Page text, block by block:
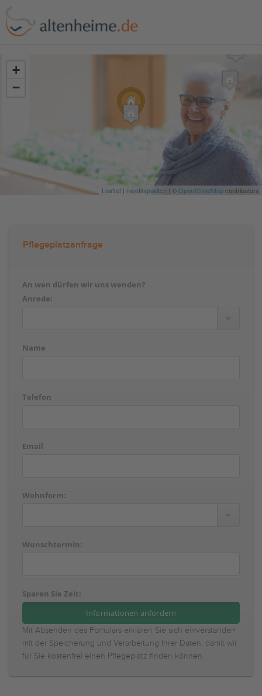
+
−
Leaflet | meetingswitch | ©OpenStreetMapcontributors
Pflegeplatzanfrage
An wen dürfen wir uns wenden?
Anrede:
Name
Telefon
Email
Wohnform:
Wunschtermin:
Sparen Sie Zeit:
Mit Absenden des Fomulars erklären Sie sich einverstanden
mit der Speicherung und Verarbeitung Ihrer Daten, damit wir
für Sie kostenfrei einen Pflegeplatz finden können.